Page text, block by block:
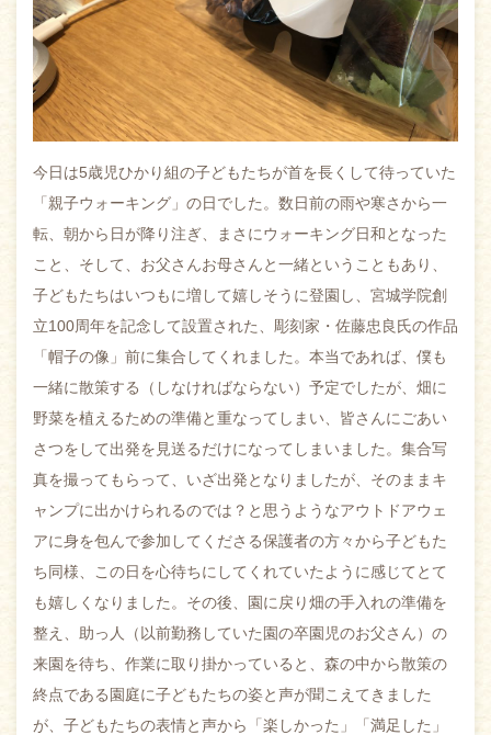
今日は5歳児ひかり組の子どもたちが首を長くして待っていた
「親子ウォーキング」の日でした。数日前の雨や寒さから一
転、朝から日が降り注ぎ、まさにウォーキング日和となった
こと、そして、お父さんお母さんと一緒ということもあり、
子どもたちはいつもに増して嬉しそうに登園し、宮城学院創
立100周年を記念して設置された、彫刻家・佐藤忠良氏の作品
「帽子の像」前に集合してくれました。本当であれば、僕も
一緒に散策する（しなければならない）予定でしたが、畑に
野菜を植えるための準備と重なってしまい、皆さんにごあい
さつをして出発を見送るだけになってしまいました。集合写
真を撮ってもらって、いざ出発となりましたが、そのままキ
ャンプに出かけられるのでは？と思うようなアウトドアウェ
アに身を包んで参加してくださる保護者の方々から子どもた
ち同様、この日を心待ちにしてくれていたように感じてとて
も嬉しくなりました。その後、園に戻り畑の手入れの準備を
整え、助っ人（以前勤務していた園の卒園児のお父さん）の
来園を待ち、作業に取り掛かっていると、森の中から散策の
終点である園庭に子どもたちの姿と声が聞こえてきました
が、子どもたちの表情と声から「楽しかった」「満足した」